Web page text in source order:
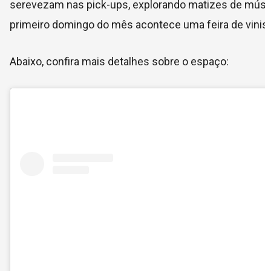
serevezam nas pick-ups, explorando matizes de
primeiro domingo do mês acontece uma feira de
Abaixo, confira mais detalhes sobre o espaço: